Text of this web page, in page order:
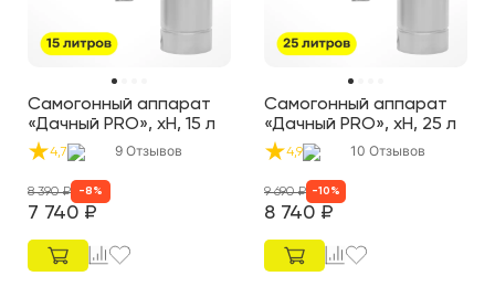
Самогонный аппарат
«Дачный PRO», хН, 15 л
4,7 9 Отзывов
7 740 ₽
8 390₽ -8 %
Самогонный аппарат
«Дачный PRO», хН, 25 л
4,9 10 Отзывов
8 740 ₽
9 690₽ -10 %